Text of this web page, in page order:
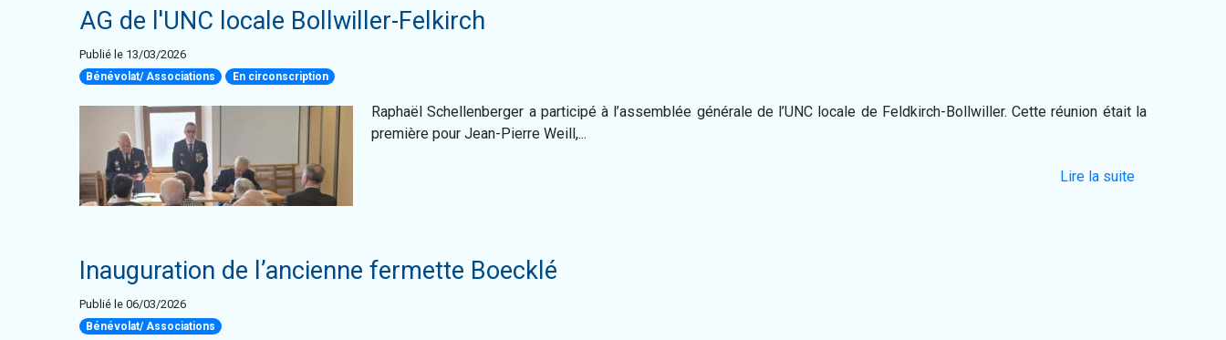
AG de l'UNC locale Bollwiller-Felkirch
Publié le 13/03/2026
Bénévolat/ Associations En circonscription
Raphaël Schellenberger a participé à l’assemblée générale de l’UNC locale de Feldkirch-Bollwiller. Cette réunion était la
première pour Jean-Pierre Weill,...
Lire la suite
Inauguration de l’ancienne fermette Boecklé
Publié le 06/03/2026
Bénévolat/ Associations